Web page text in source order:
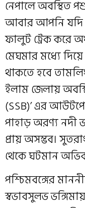
নেপালে অবস্থিত
আবার আপনি যদি
ফালুট ট্রেক করে
মেঘমার মধ্যে
থাকতে হবে
ইলাম জেলায়
(SSB)’ এর
পাহাড় অরণ্য নদী
প্রায় অসম্ভব।
থেকে ঘটমান
পশ্চিমবঙ্গের
স্বভাবসুলভ